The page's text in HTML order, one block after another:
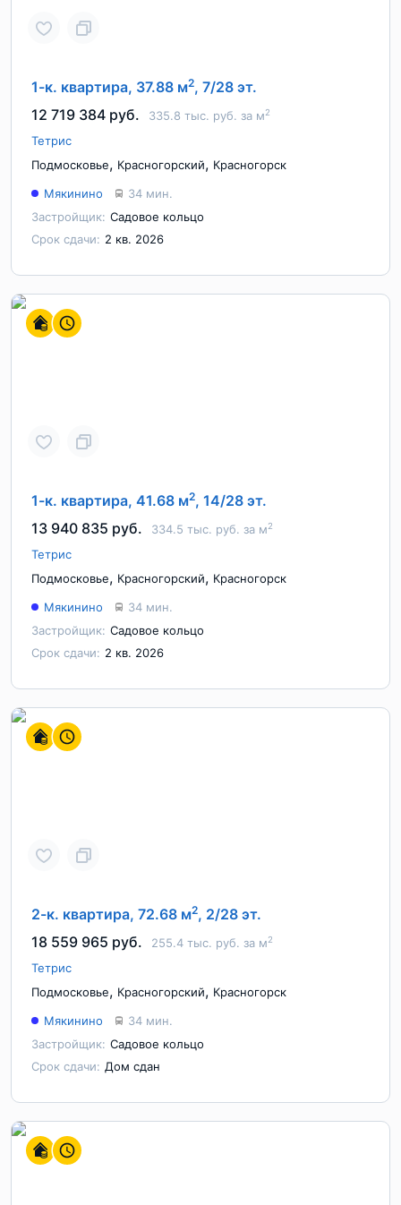
1-к. квартира, 37.88 м2, 7/28 эт.
12 719 384 руб.
335.8 тыс. руб. за м2
Тетрис
Подмосковье, Красногорский, Красногорск
Мякинино
34 мин.
Застройщик: Садовое кольцо
Срок сдачи: 2 кв. 2026
1-к. квартира, 41.68 м2, 14/28 эт.
13 940 835 руб.
334.5 тыс. руб. за м2
Тетрис
Подмосковье, Красногорский, Красногорск
Мякинино
34 мин.
Застройщик: Садовое кольцо
Срок сдачи: 2 кв. 2026
2-к. квартира, 72.68 м2, 2/28 эт.
18 559 965 руб.
255.4 тыс. руб. за м2
Тетрис
Подмосковье, Красногорский, Красногорск
Мякинино
34 мин.
Застройщик: Садовое кольцо
Срок сдачи: Дом сдан